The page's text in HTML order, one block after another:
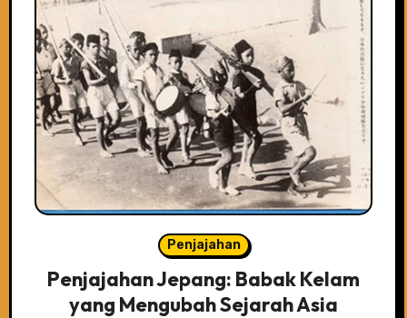
Penjajahan
Penjajahan Jepang: Babak Kelam
yang Mengubah Sejarah Asia